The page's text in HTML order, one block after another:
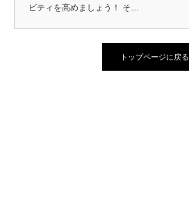
ビティを高めましょう！ そ…
トップページに戻る